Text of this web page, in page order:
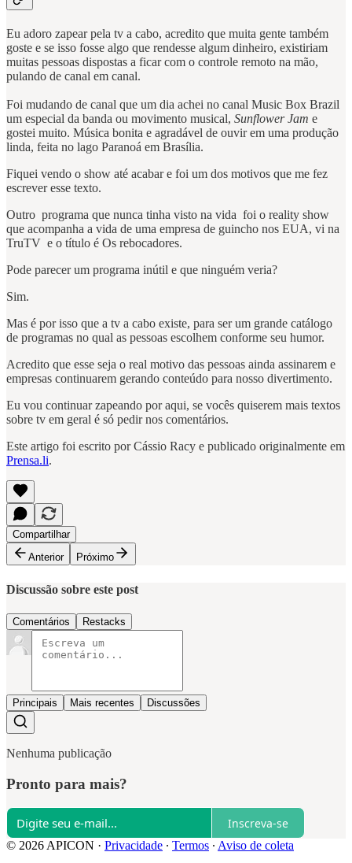
Eu adoro zapear pela tv a cabo, acredito que muita gente também
goste e se isso fosse algo que rendesse algum dinheiro, existiriam
muitas pessoas dispostas a ficar com o controle remoto na mão,
pulando de canal em canal.
Foi mudando de canal que um dia achei no canal Music Box Brazil
um especial da banda ou movimento musical, Sunflower Jam e
gostei muito. Música bonita e agradável de ouvir em uma produção
linda, feita no lago Paranoá em Brasília.
Fiquei vendo o show até acabar e foi um dos motivos que me fez
escrever esse texto.
Outro programa que nunca tinha visto na vida foi o reality show
que acompanha a vida de uma empresa de guincho nos EUA, vi na
TruTV e o título é Os rebocadores.
Pode parecer um programa inútil e que ninguém veria?
Sim.
Mas é por isso que a tv a cabo existe, para ser um grande catálogo
de programas no qual as pessoas escolhem conforme seu humor.
Acredito que esse seja o real motivo das pessoas ainda assinarem e
empresas continuarem gerando conteúdo para nosso divertimento.
Eu vou continuar zapeando por aqui, se vocês quiserem mais textos
sobre tv em geral é só pedir nos comentários.
Este artigo foi escrito por Cássio Racy e publicado originalmente em
Prensa.li.
Compartilhar
Anterior
Próximo
Discussão sobre este post
Comentários Restacks
Principais Mais recentes Discussões
Nenhuma publicação
Pronto para mais?
Inscreva-se
© 2026 APICON · Privacidade ∙ Termos ∙ Aviso de coleta